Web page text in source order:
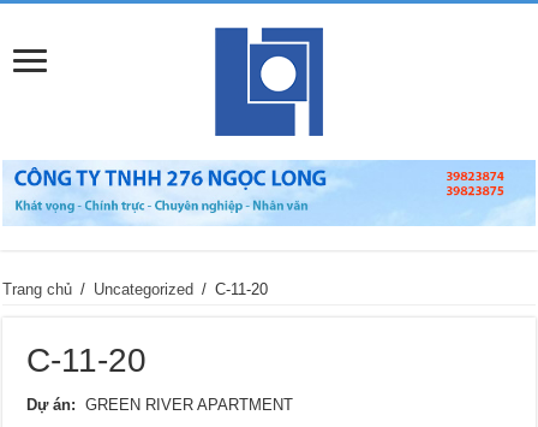
Trang chủ / Uncategorized / C-11-20
C-11-20
Dự án: GREEN RIVER APARTMENT